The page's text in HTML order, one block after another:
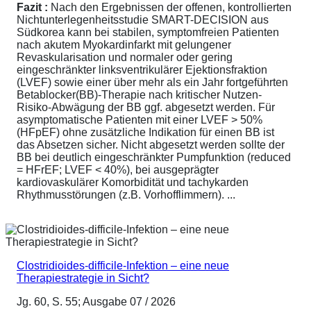
Fazit : Nach den Ergebnissen der offenen, kontrollierten
Nichtunterlegenheitsstudie SMART-DECISION aus
Südkorea kann bei stabilen, symptomfreien Patienten
nach akutem Myokardinfarkt mit gelungener
Revaskularisation und normaler oder gering
eingeschränkter linksventrikulärer Ejektionsfraktion
(LVEF) sowie einer über mehr als ein Jahr fortgeführten
Betablocker(BB)-Therapie nach kritischer Nutzen-
Risiko-Abwägung der BB ggf. abgesetzt werden. Für
asymptomatische Patienten mit einer LVEF > 50%
(HFpEF) ohne zusätzliche Indikation für einen BB ist
das Absetzen sicher. Nicht abgesetzt werden sollte der
BB bei deutlich eingeschränkter Pumpfunktion (reduced
= HFrEF; LVEF < 40%), bei ausgeprägter
kardiovaskulärer Komorbidität und tachykarden
Rhythmusstörungen (z.B. Vorhofflimmern). ...
Clostridioides-difficile-Infektion – eine neue
Therapiestrategie in Sicht?
Jg. 60, S. 55; Ausgabe 07 / 2026